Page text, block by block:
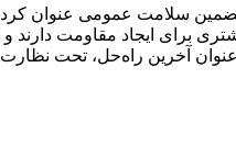
تضمین سلامت عمومی
برای ایجاد مقاومت
به عنوان آخرین راه‌حل،